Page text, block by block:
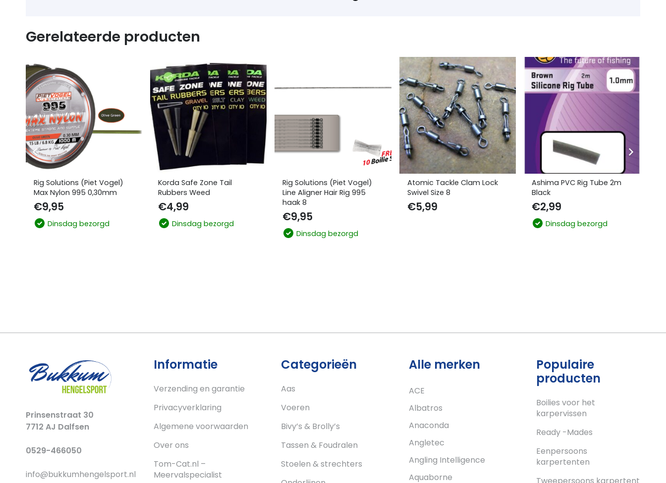
Gerelateerde producten
Rig Solutions (Piet Vogel)
Max Nylon 995 0,30mm
€9,95
Dinsdag bezorgd
Korda Safe Zone Tail
Rubbers Weed
€4,99
Dinsdag bezorgd
Rig Solutions (Piet Vogel)
Line Aligner Hair Rig 995
haak 8
€9,95
Dinsdag bezorgd
Atomic Tackle Clam Lock
Swivel Size 8
€5,99
Ashima PVC Rig Tube 2m
Black
€2,99
Dinsdag bezorgd
Prinsenstraat 30
7712 AJ Dalfsen
0529-466050
info@bukkumhengelsport.nl
Informatie
Verzending en garantie
Privacyverklaring
Algemene voorwaarden
Over ons
Tom-Cat.nl –
Meervalspecialist
Categorieën
Aas
Voeren
Bivy’s & Brolly’s
Tassen & Foudralen
Stoelen & strechters
Alle merken
ACE
Albatros
Anaconda
Angletec
Angling Intelligence
Aquaborne
Populaire
producten
Boilies voor het
karpervissen
Ready -Mades
Eenpersoons
karpertenten